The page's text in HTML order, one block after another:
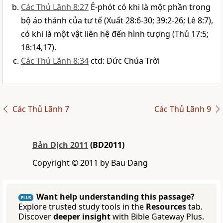
Các Thủ Lãnh 8:27 Ê-phót có khi là một phần trong
bộ áo thánh của tư tế (Xuất 28:6-30; 39:2-26; Lê 8:7),
có khi là một vật liên hệ đến hình tượng (Thủ 17:5;
18:14,17).
Các Thủ Lãnh 8:34ctd: Ðức Chúa Trời
Các Thủ Lãnh 7 Các Thủ Lãnh 9
Bản Dịch 2011 (BD2011)
Copyright © 2011 by Bau Dang
PLUS
Want help understanding this passage?
Explore trusted study tools in the Resourcestab.
Discoverdeeper insightwith Bible Gateway Plus.